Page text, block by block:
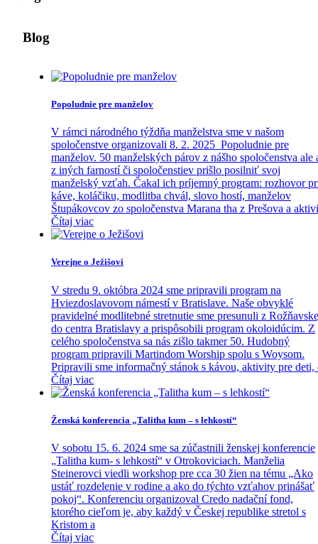
Blog
Popoludnie pre manželov
V rámci národného týždňa manželstva sme v našom
spoločenstve organizovali 8. 2. 2025 Popoludnie pre
manželov. 50 manželských párov z nášho spoločenstva ale
z iných farností či spoločenstiev prišlo posilniť svoj
manželský vzťah. Čakal ich príjemný program: rozhovor
káve, koláčiku, modlitba chvál, slovo hostí, manželov
Štupákovcov zo spoločenstva Marana tha z Prešova a
Čítaj viac
Verejne o Ježišovi
V stredu 9. októbra 2024 sme pripravili program na
Hviezdoslavovom námestí v Bratislave. Naše obvyklé
pravidelné modlitebné stretnutie sme presunuli z
do centra Bratislavy a prispôsobili program okoloidúcim. Z
celého spoločenstva sa nás zišlo takmer 50. Hudobný
program pripravili Martindom Worship spolu s Woysom.
Pripravili sme informačný stánok s kávou, aktivity pre deti,
Čítaj viac
Ženská konferencia „Talitha kum – s lehkostí“
V sobotu 15. 6. 2024 sme sa zúčastnili ženskej konferencie
„Talitha kum- s lehkostí“ v Otrokoviciach. Manželia
Steinerovci viedli workshop pre cca 30 žien na tému „Ako
ustáť rozdelenie v rodine a ako do týchto vzťahov prinášať
pokoj“. Konferenciu organizoval Credo nadační fond,
ktorého cieľom je, aby každý v Českej republike stretol s
Kristom a
Čítaj viac